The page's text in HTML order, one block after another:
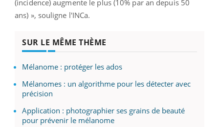
(incidence) augmente le plus (10% par an depuis 50
ans) », souligne l'INCa.
SUR LE MÊME THÈME
Mélanome : protéger les ados
Mélanomes : un algorithme pour les détecter avec
précision
Application : photographier ses grains de beauté
pour prévenir le mélanome